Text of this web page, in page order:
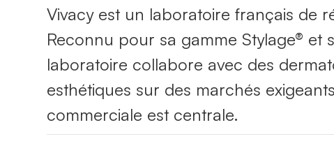
Vivacy est un laboratoire français de
Reconnu pour sa gamme Stylage® et
laboratoire collabore avec des
esthétiques sur des marchés
commerciale est centrale.